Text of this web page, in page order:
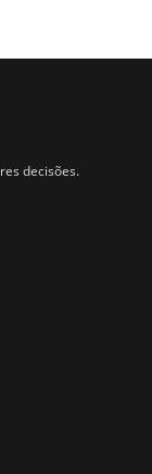
decisões.